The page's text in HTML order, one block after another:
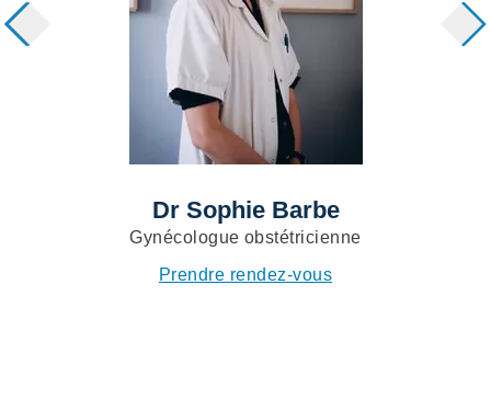
Dr Sophie Barbe
Gynécologue obstétricienne
Prendre rendez-vous